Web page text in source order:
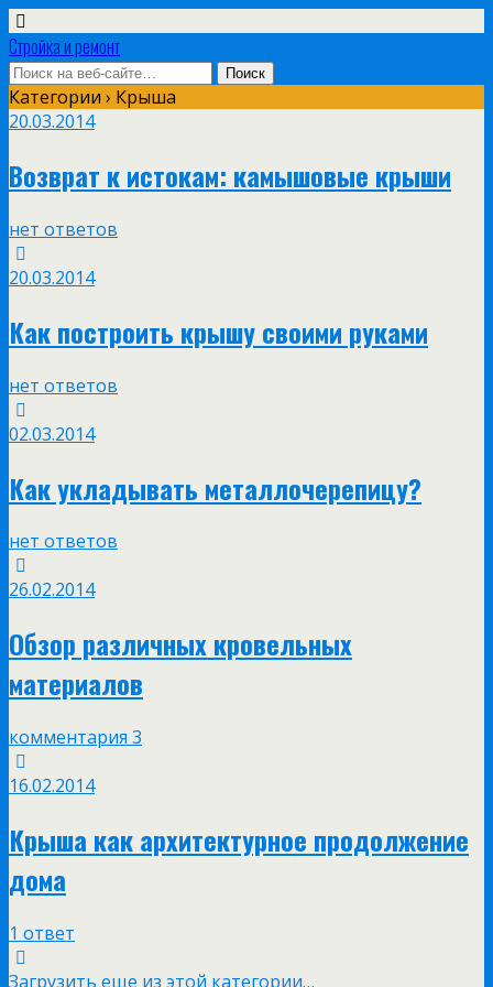
Стройка и ремонт
Категории › Крыша
20.03.2014
Возврат к истокам: камышовые крыши
нет ответов
20.03.2014
Как построить крышу своими руками
нет ответов
02.03.2014
Как укладывать металлочерепицу?
нет ответов
26.02.2014
Обзор различных кровельных
материалов
комментария 3
16.02.2014
Крыша как архитектурное продолжение
дома
1 ответ
Загрузить еще из этой категории…